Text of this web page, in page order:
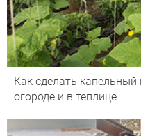
Как сделать
огороде и в теплице